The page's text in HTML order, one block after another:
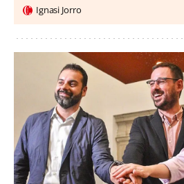
Ignasi Jorro